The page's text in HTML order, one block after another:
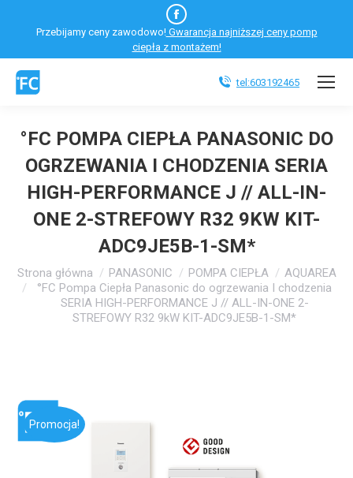
Facebook
otworzy
się
Przebijamy ceny zawodowo!Gwarancja najniższej ceny pomp
ciepła z montażem!
tel:603192465
°FC POMPA CIEPŁA PANASONIC DO
OGRZEWANIA I CHODZENIA SERIA
HIGH-PERFORMANCE J // ALL-IN-
ONE 2-STREFOWY R32 9KW KIT-
ADC9JE5B-1-SM*
Jesteś tutaj:
Strona główna PANASONIC POMPA CIEPŁA
AQUAREA
°FC Pompa Ciepła Panasonic do ogrzewania I chodzenia
SERIA HIGH-PERFORMANCE J // ALL-IN-ONE 2-
STREFOWY R32 9kW KIT-ADC9JE5B-1-SM*
Promocja!